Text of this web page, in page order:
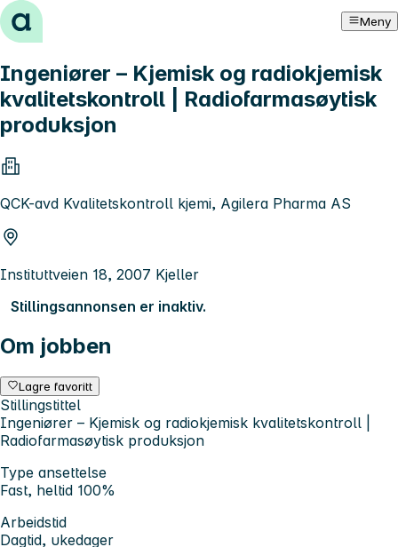
Hopp til innhold Meny
Ingeniører – Kjemisk og radiokjemisk
kvalitetskontroll | Radiofarmasøytisk
produksjon
QCK-avd Kvalitetskontroll kjemi, Agilera Pharma AS
Instituttveien 18, 2007 Kjeller
Stillingsannonsen er inaktiv.
Om jobben
Lagre favoritt
Stillingstittel
Ingeniører – Kjemisk og radiokjemisk kvalitetskontroll |
Radiofarmasøytisk produksjon
Type ansettelse
Fast, heltid 100%
Arbeidstid
Dagtid, ukedager